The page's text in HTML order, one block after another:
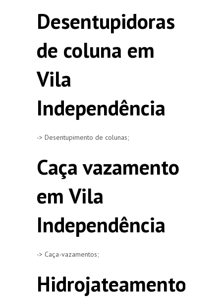
Desentupidoras
de coluna em
Vila
Independência
-> Desentupimento de colunas;
Caça vazamento
em Vila
Independência
-> Caça-vazamentos;
Hidrojateamento